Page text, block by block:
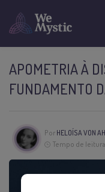
APOMETRIA À
FUNDAMENTO
Por HELOÍSA VON AH
Tempo de